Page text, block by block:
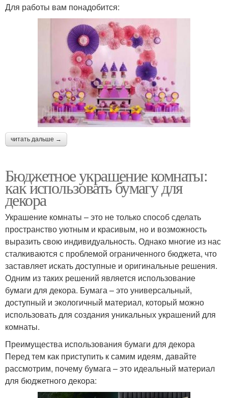
Для работы вам понадобится:
читать дальше →
Бюджетное украшение комнаты:
как использовать бумагу для
декора
Украшение комнаты – это не только способ сделать
пространство уютным и красивым, но и возможность
выразить свою индивидуальность. Однако многие из нас
сталкиваются с проблемой ограниченного бюджета, что
заставляет искать доступные и оригинальные решения.
Одним из таких решений является использование
бумаги для декора. Бумага – это универсальный,
доступный и экологичный материал, который можно
использовать для создания уникальных украшений для
комнаты.
Преимущества использования бумаги для декора
Перед тем как приступить к самим идеям, давайте
рассмотрим, почему бумага – это идеальный материал
для бюджетного декора: